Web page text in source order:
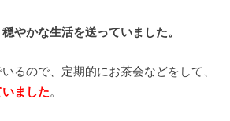
やかな生活を送っていました。
るので、定期的にお茶会などをして、
ました。